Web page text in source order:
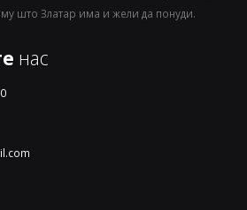
што Златар има и жели да понуди.
нас